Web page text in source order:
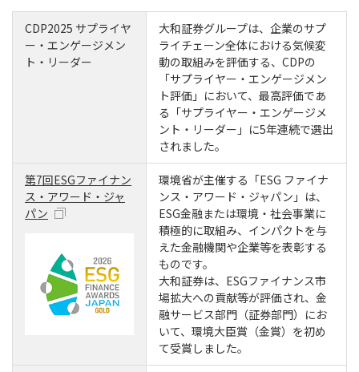
CDP2025 サプライヤ
ー・エンゲージメン
ト・リーダー
大和証券グループは、企業のサプ
ライチェーン全体における気候変
動の取組みを評価する、CDPの
「サプライヤー・エンゲージメン
ト評価」において、最高評価であ
る「サプライヤー・エンゲージメ
ント・リーダー」に5年連続で選出
されました。
第7回ESGファイナン
ス・アワード・ジャ
パン
環境省が主催する「ESG ファイナ
ンス・アワード・ジャパン」は、
ESG金融または環境・社会事業に
積極的に取組み、インパクトを与
えた金融機関や企業等を表彰する
ものです。
大和証券は、ESGファイナンス市
場拡大への貢献等が評価され、金
融サービス部門（証券部門）にお
いて、環境大臣賞（金賞）を初め
て受賞しました。